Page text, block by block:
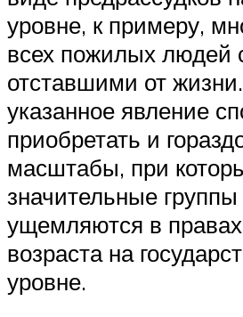
уровне, к примеру,
всех пожилых людей
отставшими от
указанное явление
приобретать и
масштабы, при
значительные
ущемляются в
возраста на
уровне.